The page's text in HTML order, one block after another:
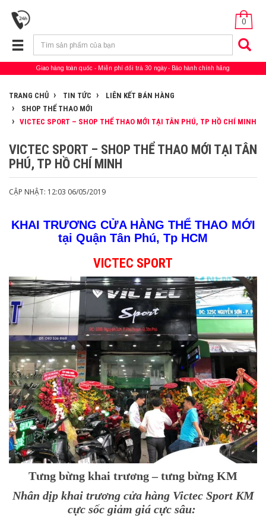
0
Giao hàng toàn quốc Miễn phí đổi trả 30 ngày Bảo hành chính hãng
TRANG CHỦ TIN TỨC
LIÊN KẾT BÁN HÀNG
SHOP THỂ THAO MỚI
VICTEC SPORT – SHOP THỂ THAO MỚI TẠI TÂN PHÚ, TP HỒ CHÍ MINH
VICTEC SPORT – SHOP THỂ THAO MỚI TẠI TÂN
PHÚ, TP HỒ CHÍ MINH
CẬP NHẬT: 12:03 06/05/2019
KHAI TRƯƠNG CỬA HÀNG THỂ THAO MỚI
tại Quận Tân Phú, Tp HCM
VICTEC SPORT
Tưng bừng khai trương – tưng bừng KM
Nhân dịp khai trương cửa hàng Victec Sport KM
cực sốc giảm giá cực sâu: